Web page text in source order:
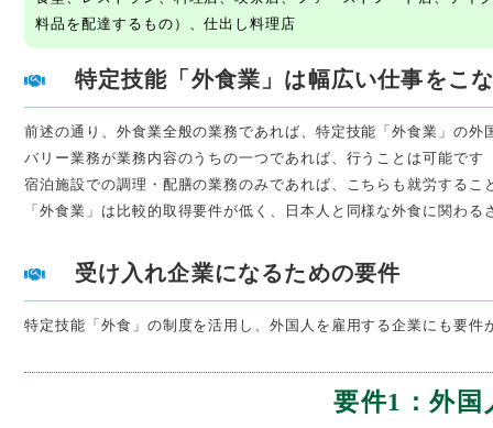
料品を配達するもの）、仕出し料理店
特定技能「外食業」は幅広い仕事をこ
前述の通り、外食業全般の業務であれば、特定技能「外食業」の
バリー業務が業務内容のうちの一つであれば、行うことは可能で
宿泊施設での調理・配膳の業務のみであれば、こちらも就労する
「外食業」は比較的取得要件が低く、日本人と同様な外食に関わ
受け入れ企業になるための要件
特定技能「外食」の制度を活用し、外国人を雇用する企業にも要
要件1：外